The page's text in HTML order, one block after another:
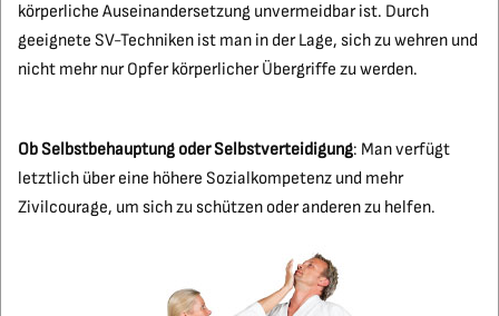
körperliche Auseinandersetzung unvermeidbar ist. Durch
geeignete SV-Techniken ist man in der Lage, sich zu wehren und
nicht mehr nur Opfer körperlicher Übergriffe zu werden.
Ob Selbstbehauptung oder Selbstverteidigung: Man verfügt
letztlich über eine höhere Sozialkompetenz und mehr
Zivilcourage, um sich zu schützen oder anderen zu helfen.